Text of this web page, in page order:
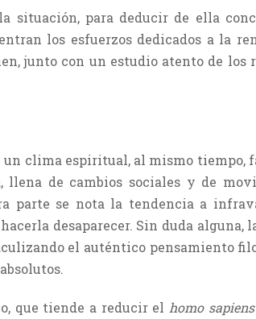
situación, para deducir de ella
los esfuerzos dedicados a la
junto con un estudio atento de los
un clima espiritual, al mismo tiempo,
de cambios sociales y de
parte se nota la tendencia a
desaparecer. Sin duda alguna,
el auténtico pensamiento
que tiende a reducir el homo sapiens